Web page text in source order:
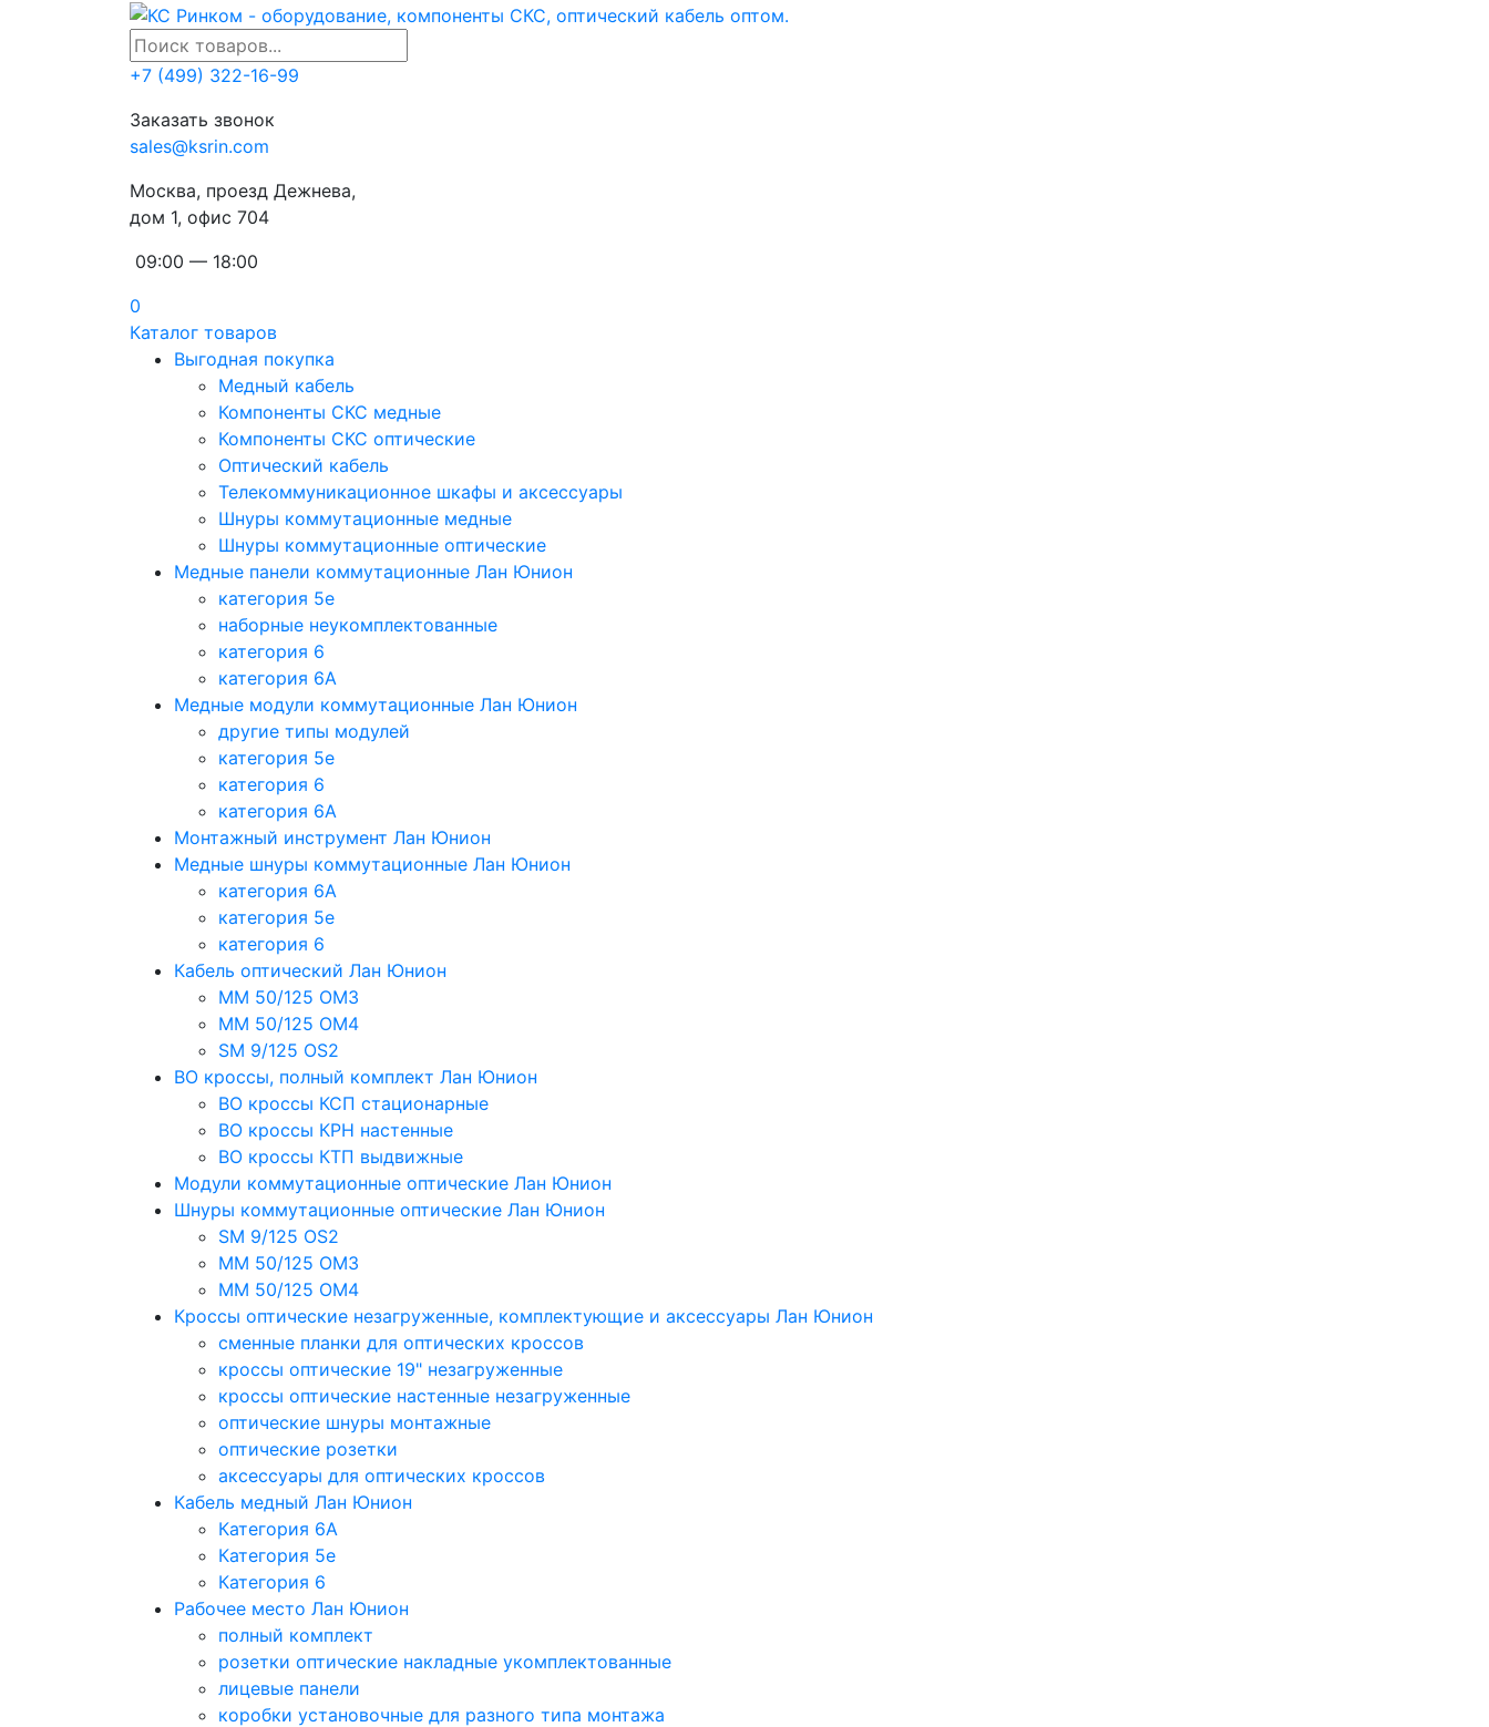
+7 (499) 322-16-99
Заказать звонок
sales@ksrin.com
Москва, проезд Дежнева,
дом 1, офис 704
09:00 — 18:00
0
Каталог товаров
Выгодная покупка
Медный кабель
Компоненты СКС медные
Компоненты СКС оптические
Оптический кабель
Телекоммуникационное шкафы и аксессуары
Шнуры коммутационные медные
Шнуры коммутационные оптические
Медные панели коммутационные Лан Юнион
категория 5e
наборные неукомплектованные
категория 6
категория 6A
Медные модули коммутационные Лан Юнион
другие типы модулей
категория 5е
категория 6
категория 6A
Монтажный инструмент Лан Юнион
Медные шнуры коммутационные Лан Юнион
категория 6A
категория 5e
категория 6
Кабель оптический Лан Юнион
MM 50/125 OM3
MM 50/125 OM4
SM 9/125 OS2
ВО кроссы, полный комплект Лан Юнион
ВО кроссы КСП стационарные
ВО кроссы КРН настенные
ВО кроссы КТП выдвижные
Модули коммутационные оптические Лан Юнион
Шнуры коммутационные оптические Лан Юнион
SM 9/125 OS2
MM 50/125 OM3
MM 50/125 OM4
Кроссы оптические незагруженные, комплектующие и аксессуары Лан Юнион
сменные планки для оптических кроссов
кроссы оптические 19" незагруженные
кроссы оптические настенные незагруженные
оптические шнуры монтажные
оптические розетки
аксессуары для оптических кроссов
Кабель медный Лан Юнион
Категория 6A
Категория 5e
Категория 6
Рабочее место Лан Юнион
полный комплект
розетки оптические накладные укомплектованные
лицевые панели
коробки установочные для разного типа монтажа